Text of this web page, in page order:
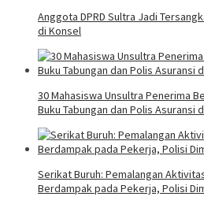
Anggota DPRD Sultra Jadi
di Konsel
30 Mahasiswa Unsultra Penerima
Buku Tabungan dan Polis Asuransi
Serikat Buruh: Pemalangan
Berdampak pada Pekerja, Polisi